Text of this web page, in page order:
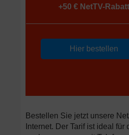
+50 € NetTV-Rabatt
Hier bestellen
Bestellen Sie jetzt unsere
Internet. Der Tarif ist ideal